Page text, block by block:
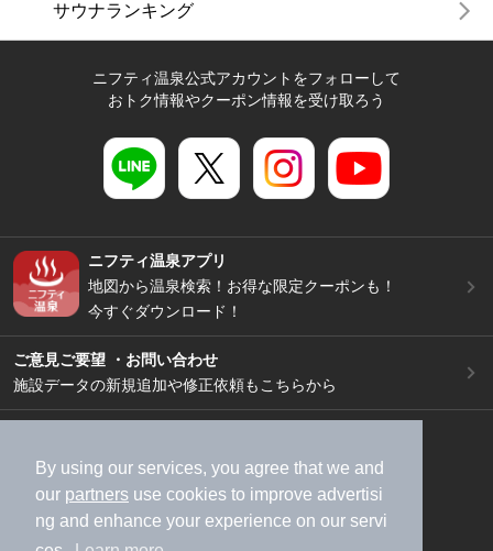
By using our services, you agree that we and
our partners use cookies to improve advertisi
ng and enhance your experience on our servi
サウナランキング
ニフティ温泉公式アカウントをフォローして
おトク情報やクーポン情報を受け取ろう
ニフティ温泉アプリ
地図から温泉検索！お得な限定クーポンも！
今すぐダウンロード！
ご意見ご要望 ・お問い合わせ
施設データの新規追加や修正依頼もこちらから
加盟店募集（資料請求）
広告出稿のご案内
利用規約
ライフスタイルMEMBERS+規約
特定商取引法に基づく表記
ヘルプ
採用情報